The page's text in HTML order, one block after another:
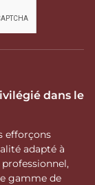
dans le
efforçons
adapté à
gamme de